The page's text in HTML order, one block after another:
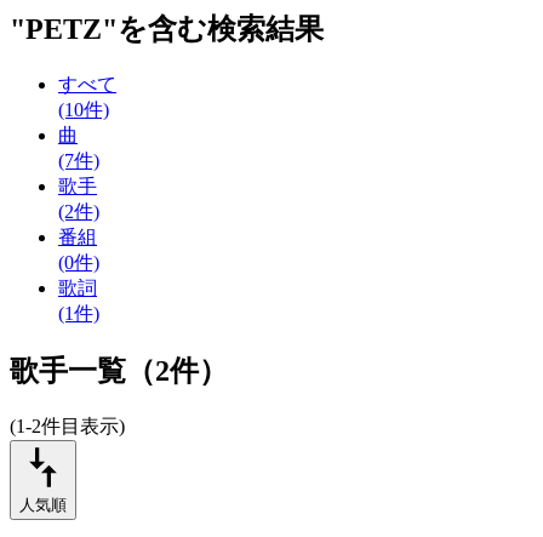
"PETZ"を含む検索結果
すべて
(10件)
曲
(7件)
歌手
(2件)
番組
(0件)
歌詞
(1件)
歌手一覧（2件）
(1-2件目表示)
人気順